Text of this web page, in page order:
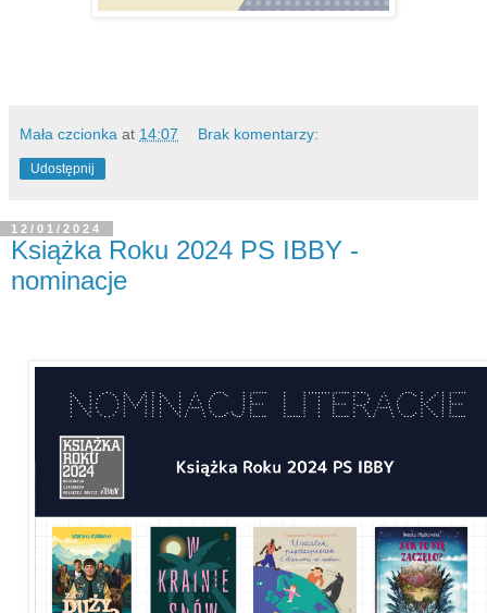
Mała czcionka at 14:07 Brak komentarzy:
Udostępnij
12/01/2024
Książka Roku 2024 PS IBBY -
nominacje